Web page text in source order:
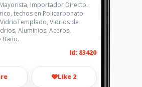
Importador Directo.
techos en Policarbonato.
Vidrios de
Aluminios, Aceros,
Baño.
Id: 83420
Like 2